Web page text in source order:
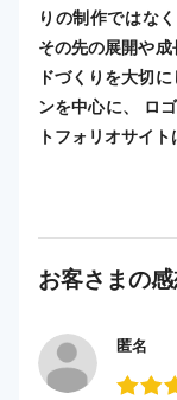
りの制作ではな
その先の展開や
ドづくりを大切
ンを中心に、 ロ
トフォリオサイ
お客さまの
匿名